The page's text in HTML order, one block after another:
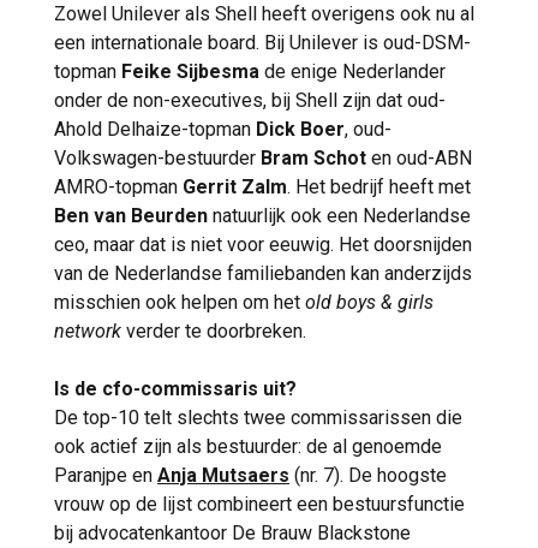
Zowel Unilever als Shell heeft overigens ook nu al
een internationale board. Bij Unilever is oud-DSM-
topman Feike Sijbesma de enige Nederlander
onder de non-executives, bij Shell zijn dat oud-
Ahold Delhaize-topman Dick Boer, oud-
Volkswagen-bestuurder Bram Schot en oud-ABN
AMRO-topman Gerrit Zalm. Het bedrijf heeft met
Ben van Beurden natuurlijk ook een Nederlandse
ceo, maar dat is niet voor eeuwig. Het doorsnijden
van de Nederlandse familiebanden kan anderzijds
misschien ook helpen om het old boys & girls
network verder te doorbreken.
Is de cfo-commissaris uit?
De top-10 telt slechts twee commissarissen die
ook actief zijn als bestuurder: de al genoemde
Paranjpe en Anja Mutsaers (nr. 7). De hoogste
vrouw op de lijst combineert een bestuursfunctie
bij advocatenkantoor De Brauw Blackstone